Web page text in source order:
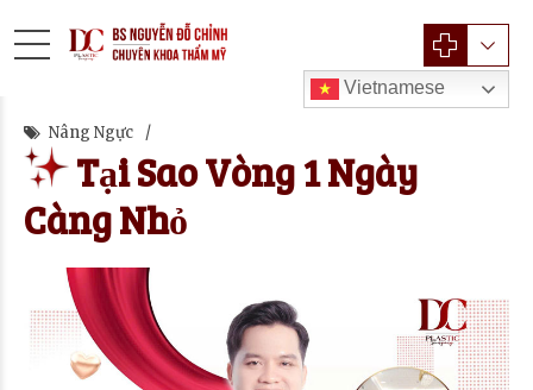
Vietnamese
Nâng Ngực
Tại Sao Vòng 1 Ngày
Càng Nhỏ